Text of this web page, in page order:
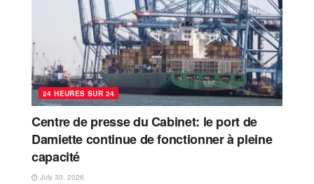
24 HEURES SUR 24
Centre de presse du Cabinet: le port de
Damiette continue de fonctionner à pleine
capacité
July 30, 2026